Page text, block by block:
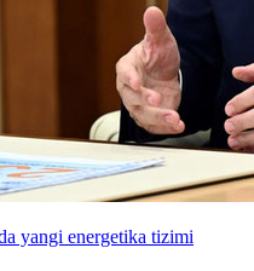
yangi energetika tizimi